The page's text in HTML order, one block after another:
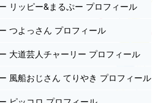
リッピー&まるぷー プロフィール
つよっさん プロフィール
大道芸人チャーリー プロフィール
風船おじさん てりやき プロフィール